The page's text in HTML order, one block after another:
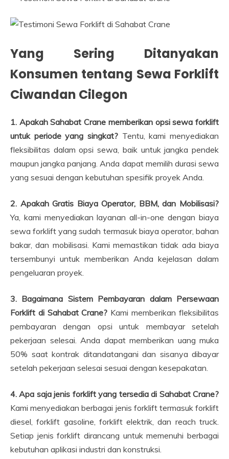
Yang Sering Ditanyakan
Konsumen tentang Sewa Forklift
Ciwandan Cilegon
1. Apakah Sahabat Crane memberikan opsi sewa forklift
untuk periode yang singkat? Tentu, kami menyediakan
fleksibilitas dalam opsi sewa, baik untuk jangka pendek
maupun jangka panjang. Anda dapat memilih durasi sewa
yang sesuai dengan kebutuhan spesifik proyek Anda.
2. Apakah Gratis Biaya Operator, BBM, dan Mobilisasi?
Ya, kami menyediakan layanan all-in-one dengan biaya
sewa forklift yang sudah termasuk biaya operator, bahan
bakar, dan mobilisasi. Kami memastikan tidak ada biaya
tersembunyi untuk memberikan Anda kejelasan dalam
pengeluaran proyek.
3. Bagaimana Sistem Pembayaran dalam Persewaan
Forklift di Sahabat Crane? Kami memberikan fleksibilitas
pembayaran dengan opsi untuk membayar setelah
pekerjaan selesai. Anda dapat memberikan uang muka
50% saat kontrak ditandatangani dan sisanya dibayar
setelah pekerjaan selesai sesuai dengan kesepakatan.
4. Apa saja jenis forklift yang tersedia di Sahabat Crane?
Kami menyediakan berbagai jenis forklift termasuk forklift
diesel, forklift gasoline, forklift elektrik, dan reach truck.
Setiap jenis forklift dirancang untuk memenuhi berbagai
kebutuhan aplikasi industri dan konstruksi.